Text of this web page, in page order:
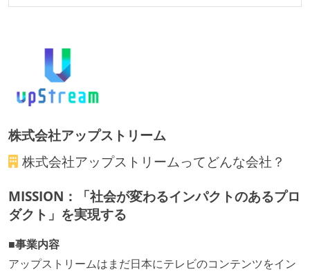
株式会社アップストリーム
株式会社アップストリームってどんな会社？
MISSION：「社会が変わるインパクトのあるプロ
ダクト」を実現する
■事業内容
アップストリームはまだ日本にテレビのコンテンツをイン